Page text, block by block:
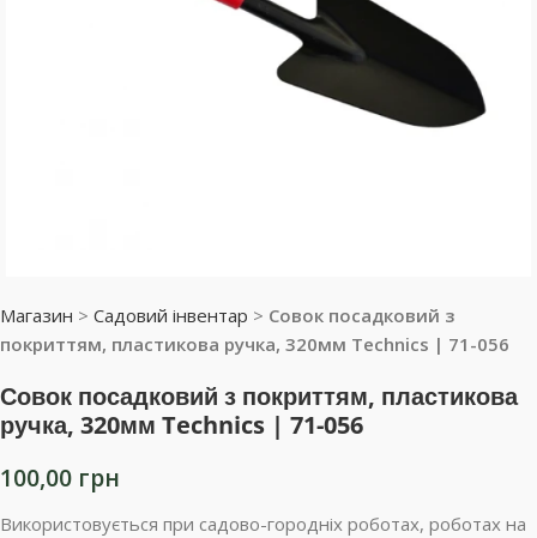
Магазин > Садовий інвентар > Совок посадковий з
покриттям, пластикова ручка, 320мм Technics | 71-056
Совок посадковий з покриттям, пластикова
ручка, 320мм Technics | 71-056
100,00 грн
Використовується при садово-городніх роботах, роботах на